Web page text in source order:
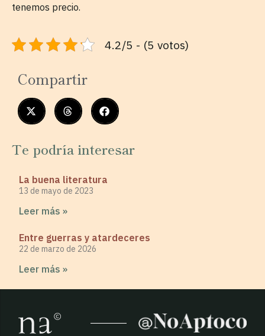
tenemos precio.
4.2/5 - (5 votos)
Compartir
Te podría interesar
La buena literatura
13 de mayo de 2023
Leer más »
Entre guerras y atardeceres
22 de marzo de 2026
Leer más »